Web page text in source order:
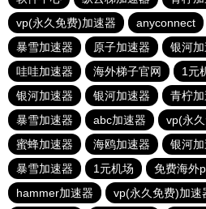
vp(永久免费)加速器
anyconnect
暴雪加速器
原子加速器 银河
哇哇加速器
海外梯子官网 1元
银河加速器
银河加速器 青柠
暴雪加速器
abc加速器 vp(永
蜜蜂加速器
海鸥加速器 银河
暴雪加速器
1元机场
免费海外
hammer加速器
vp(永久免费)加速